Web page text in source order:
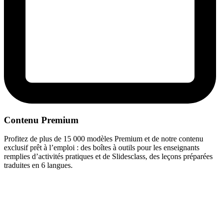
Contenu Premium
Profitez de plus de 15 000 modèles Premium et de notre contenu
exclusif prêt à l’emploi : des boîtes à outils pour les enseignants
remplies d’activités pratiques et de Slidesclass, des leçons préparées
traduites en 6 langues.